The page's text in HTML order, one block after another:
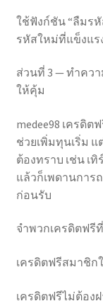
ใช้ฟังก์ชัน “ลืมรหั
รหัสใหม่ที่แข็งแร
ส่วนที่ 3 — ทำควา
ให้คุ้ม
medee98 เครดิ
ช่วยเพิ่มทุนเริ่ม
ต้องทราบ เช่น เ
แล้วก็เพดานการ
ก่อนรับ
จำพวกเครดิตฟรี
เครดิตฟรีสมาชิก
เครดิตฟรีไม่ต้อง